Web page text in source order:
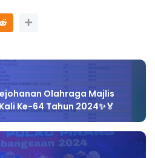
Olahraga Majlis
Ke-64 Tahun 2024✨🏅